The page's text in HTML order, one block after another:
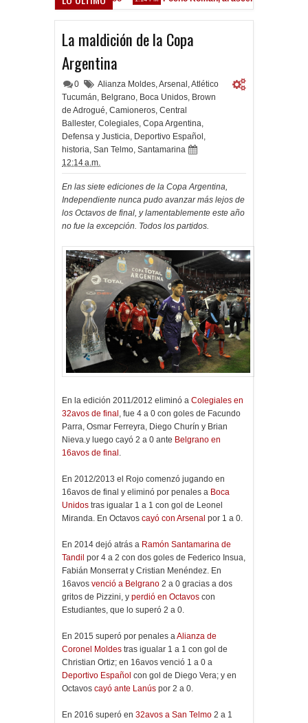
La maldición de la Copa
Argentina
0 Alianza Moldes,Arsenal ,Atlético
Tucumán, Belgrano, Boca Unidos, Brown
de Adrogué, Camioneros, Central
Ballester, Colegiales, Copa Argentina,
Defensa y Justicia, Deportivo Español ,
historia, San Telmo, Santamarina
12:14 a.m.
En las siete ediciones de la Copa Argentina,
Independiente nunca pudo avanzar más lejos de
los Octavos de final, y lamentablemente este año
no fue la excepción. Todos los partidos.
En la edición 2011/2012 eliminó a Colegiales en
32avos de final , fue 4 a 0 con goles de Facundo
Parra, Osmar Ferreyra, Diego Churín y Brian
Nieva.y luego cayó 2 a 0 ante Belgrano en
16avos de final .
En 2012/2013 el Rojo comenzó jugando en
16avos de final y eliminó por penales a Boca
Unidos tras igualar 1 a 1 con gol de Leonel
Miranda. En Octavos cayó con Arsenal por 1 a 0.
En 2014 dejó atrás a Ramón Santamarina de
Tandil por 4 a 2 con dos goles de Federico Insua,
Fabián Monserrat y Cristian Menéndez. En
16avos venció a Belgrano 2 a 0 gracias a dos
gritos de Pizzini, y perdió en Octavos con
Estudiantes, que lo superó 2 a 0.
En 2015 superó por penales aAlianza de
Coronel Moldes tras igualar 1 a 1 con gol de
Christian Ortiz; en 16avos venció 1 a 0 a
Deportivo Español con gol de Diego Vera; y en
Octavos cayó ante Lanús por 2 a 0.
En 2016 superó en 32avos a San Telmo 2 a 1